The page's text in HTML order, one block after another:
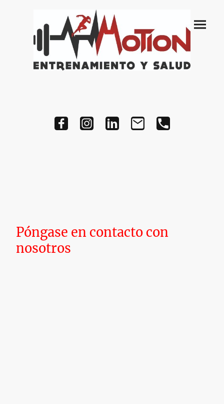
Póngase en contacto con
nosotros